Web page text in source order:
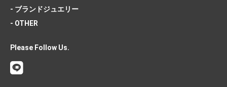
- ブランドジュエリー
- OTHER
Please Follow Us.